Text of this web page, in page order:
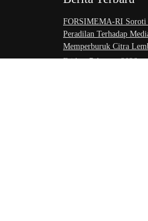
​FORSIMEMA-RI Soroti
Peradilan Terhadap
Memperburuk Citra
Friday, 7 August 2026